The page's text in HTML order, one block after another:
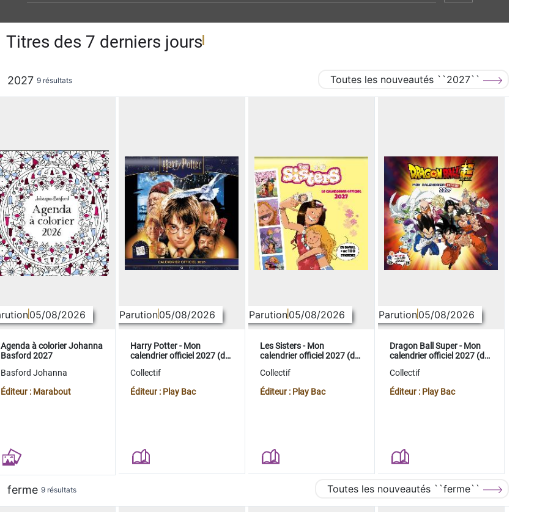
Titres des 7 derniers jours
2027 9 résultats Toutes les nouveautés ``2027``
05/08/2026
Agenda à colorier Johanna
Basford 2027
Basford Johanna
Éditeur : Marabout
Parution05/08/2026
Harry Potter - Mon
calendrier officiel 2027 (de
Collectif
Éditeur : Play Bac
Parution05/08/2026
Les Sisters - Mon
calendrier officiel 2027 (de
Collectif
Éditeur : Play Bac
Parution05/08/2026
Dragon Ball Super - Mon
calendrier officiel 2027 (de
Collectif
Éditeur : Play Bac
ferme 9 résultats Toutes les nouveautés ``ferme``